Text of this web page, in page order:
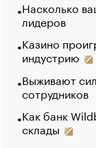
Насколько
лидеров
Казино
индустрию
Выживают
сотрудников
Как банк
склады